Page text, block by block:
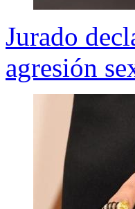
Jurado
agresión